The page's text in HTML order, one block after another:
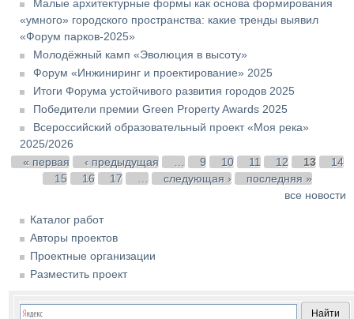
Малые архитектурные формы как основа формирования
«умного» городского пространства: какие тренды выявил
«Форум парков-2025»
Молодёжный камп «Эволюция в высоту»
Форум «Инжиниринг и проектирование» 2025
Итоги Форума устойчивого развития городов 2025
Победители премии Green Property Awards 2025
Всероссийский образовательный проект «Моя река»
2025/2026
Страницы
« первая ‹ предыдущая 9 10 11 12 13
14
15
16 17 следующая ›
последняя »
все новости
Каталог работ
Авторы проектов
Проектные организации
Разместить проект